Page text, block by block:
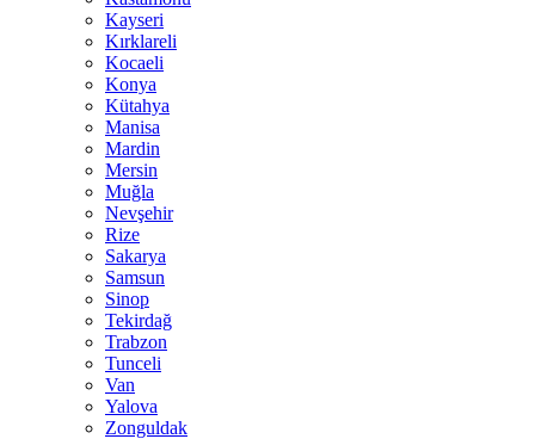
Kayseri
Kırklareli
Kocaeli
Konya
Kütahya
Manisa
Mardin
Mersin
Muğla
Nevşehir
Rize
Sakarya
Samsun
Sinop
Tekirdağ
Trabzon
Tunceli
Van
Yalova
Zonguldak